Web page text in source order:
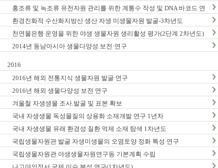
미생물자원 발굴-3차년도
홍조류 및 녹조류 유전자원 관리를 위한 계통수 작성 및 DNA 바코드 연
구 2단계 1차년도
환경친화적 수산화지방산 생산 자생 미생물자원 발굴-3차년도
천연물은행 운영을 위한 야생 생물자원 생리활성 평가(2단계 2차년도)
2014년 동남아시아 생물다양성 보전·연구
2016
2016년 해외 전통지식 생물자원 발굴 연구
2016년 해외 생물다양성 보전 연구
겨울철 자생생물 조사.발굴 및 표본 확보
국내 자생생물 독성물질의 상용화 소재개발 연구 1년차
국내 자생생물 유래 환경성 질환 억제 소재 탐색 1차년도
국립생물자원관 발굴 자생미생물의 오염토양 정화 특성 연구
국립생물자원관 야생생물자원연구동 기본계획 수립